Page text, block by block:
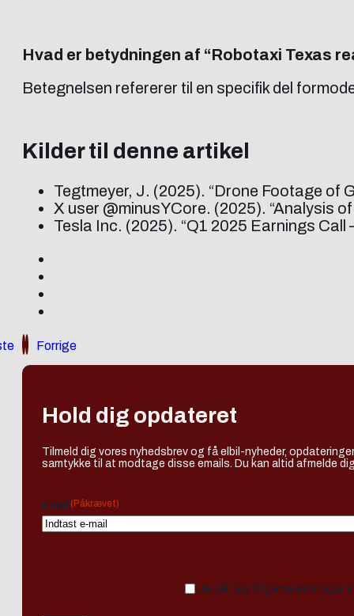
Hvad er betydningen af “Robotaxi Texas
Betegnelsen refererer til en specifik del
Kilder til denne artikel
Tegtmeyer, J. (2025). “Drone Footage of
X user @minusYCore. (2025). “Analysis
Tesla Inc. (2025). “Q1 2025 Earnings
Forrige
Hold dig opdateret
Tilmeld dig vores nyhedsbrev og få elbil-nyheder,
samtykke til at modtage disse emails. Du kan altid afmelde
Email (Påkrævet)
Ja tak, jeg vil gerne modtage